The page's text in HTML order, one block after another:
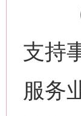
（
支持
服务